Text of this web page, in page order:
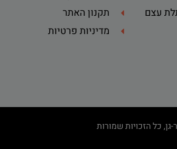
עצם
תקנון האתר
מדיניות פרטיות